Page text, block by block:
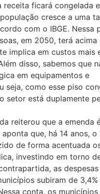
receita ficará congelada
cresce a uma
com o IBGE. Nessa
em 2050, terá acima
implica em custos mais
disso, sabemos que
em equipamentos e
seja, como esse piso
setor está duplamente
reiterou que a emenda
que, há 14 anos, o
de forma acentuada
investindo em torno
contrapartida, as
subiram de 3,4%
conta, os